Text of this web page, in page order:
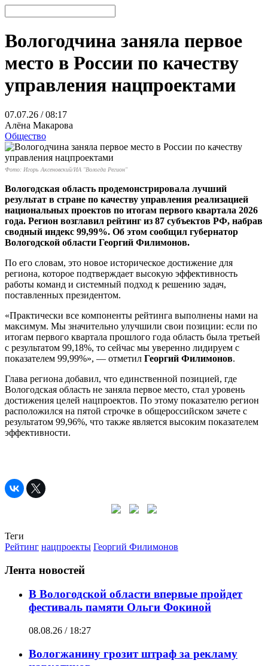
Вологодчина заняла первое
место в России по качеству
управления нацпроектами
07.07.26 / 08:17
Алёна Макарова
Общество
Фото: Игорь Аксеновский/ИА "Вологда Регион"
Вологодская область продемонстрировала лучший
результат в стране по качеству управления реализацией
национальных проектов по итогам первого квартала 2026
года. Регион возглавил рейтинг из 87 субъектов РФ, набрав
сводный индекс 99,99%. Об этом сообщил губернатор
Вологодской области Георгий Филимонов.
По его словам, это новое историческое достижение для
региона, которое подтверждает высокую эффективность
работы команд и системный подход к решению задач,
поставленных президентом.
«Практически все компоненты рейтинга выполнены нами на
максимум. Мы значительно улучшили свои позиции: если по
итогам первого квартала прошлого года область была третьей
с результатом 99,18%, то сейчас мы уверенно лидируем с
показателем 99,99%», — отметил Георгий Филимонов.
Глава региона добавил, что единственной позицией, где
Вологодская область не заняла первое место, стал уровень
достижения целей нацпроектов. По этому показателю регион
расположился на пятой строчке в общероссийском зачете с
результатом 99,96%, что также является высоким показателем
эффективности.
Теги
Рейтинг нацпроекты Георгий Филимонов
Лента новостей
В Вологодской области впервые пройдет
фестиваль памяти Ольги Фокиной
08.08.26 / 18:27
Вологжанину грозит штраф за рекламу